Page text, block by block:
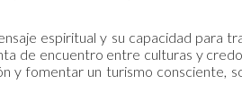
espiritual y su capacidad para
de encuentro entre culturas y
y fomentar un turismo consciente,